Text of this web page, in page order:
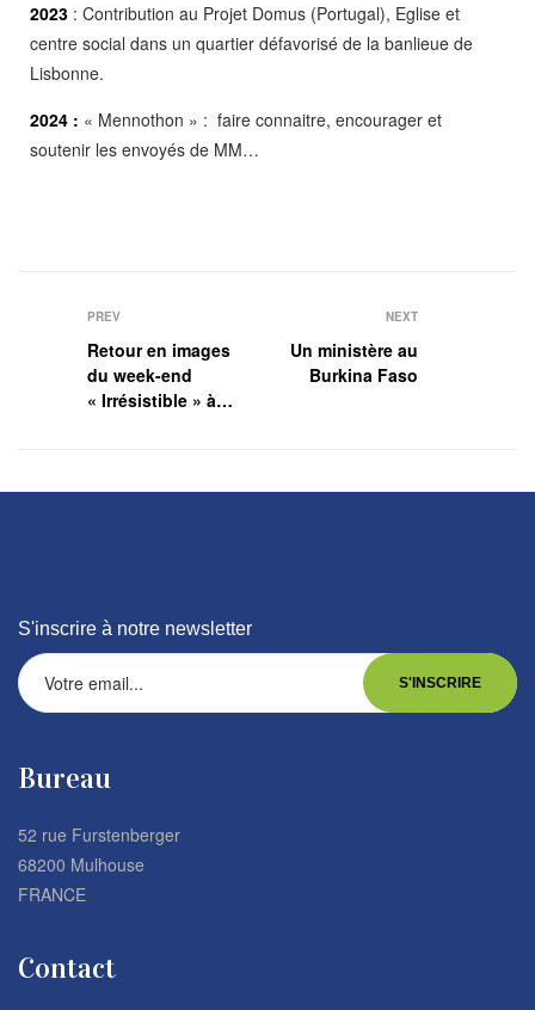
2023 : Contribution au Projet Domus (Portugal), Eglise et
centre social dans un quartier défavorisé de la banlieue de
Lisbonne.
2024 : « Mennothon » : faire connaitre, encourager et
soutenir les envoyés de MM…
PREV
Retour en images
du week-end
« Irrésistible » à
NEXT
Un ministère au
Burkina Faso
S'inscrire à notre newsletter
Bureau
52 rue Furstenberger
68200 Mulhouse
FRANCE
Contact